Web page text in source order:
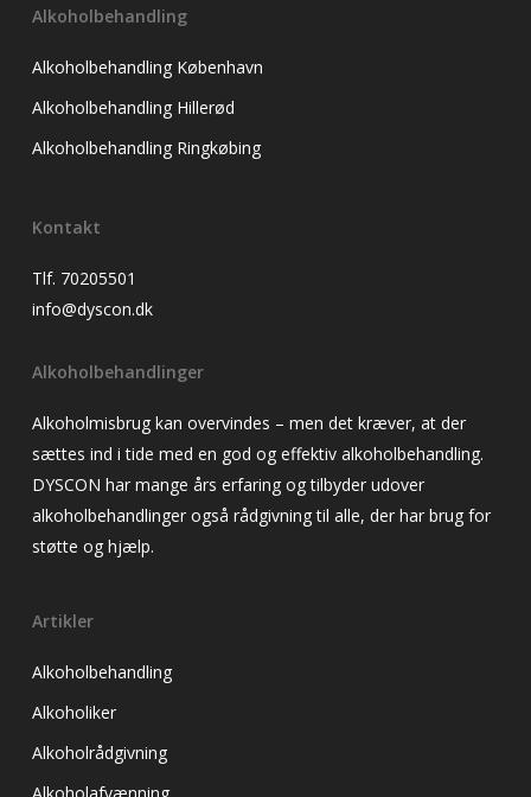
Alkoholbehandling
Alkoholbehandling København
Alkoholbehandling Hillerød
Alkoholbehandling Ringkøbing
Kontakt
Tlf. 70205501
info@dyscon.dk
Alkoholbehandlinger
Alkoholmisbrug kan overvindes – men det kræver, at der
sættes ind i tide med en god og effektiv alkoholbehandling.
DYSCON har mange års erfaring og tilbyder udover
alkoholbehandlinger også rådgivning til alle, der har brug for
støtte og hjælp.
Artikler
Alkoholbehandling
Alkoholiker
Alkoholrådgivning